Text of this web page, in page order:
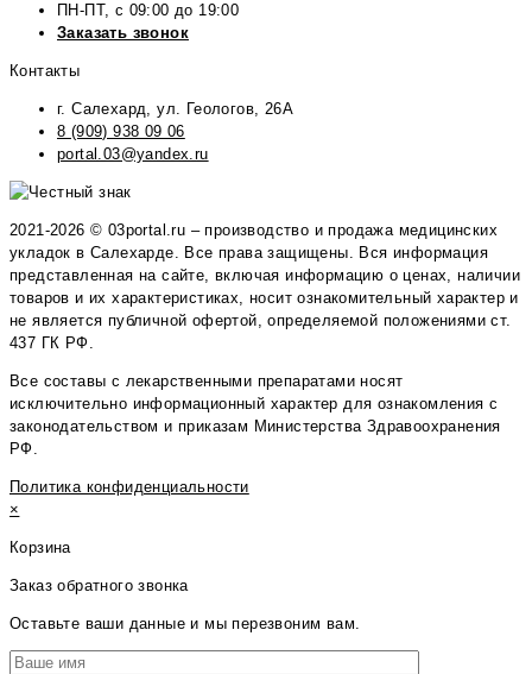
ПН-ПТ, с 09:00 до 19:00
Заказать звонок
Контакты
г. Салехард, ул. Геологов, 26А
8 (909) 938 09 06
portal.03@yandex.ru
2021-2026 © 03portal.ru – производство и продажа медицинских
укладок в Салехарде. Все права защищены. Вся информация
представленная на сайте, включая информацию о ценах, наличии
товаров и их характеристиках, носит ознакомительный характер и
не является публичной офертой, определяемой положениями ст.
437 ГК РФ.
Все составы с лекарственными препаратами носят
исключительно информационный характер для ознакомления с
законодательством и приказам Министерства Здравоохранения
РФ.
Политика конфиденциальности
×
Корзина
Заказ обратного звонка
Оставьте ваши данные и мы перезвоним вам.